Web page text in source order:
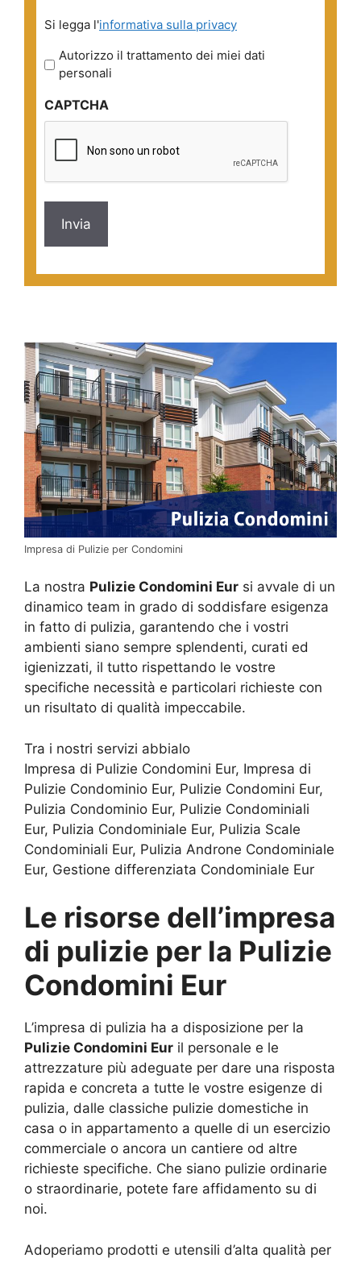
legga
l'informativa
sulla
*
Si legga l'informativa sulla privacy
Autorizzo il trattamento dei miei dati
personali
CAPTCHA
Impresa di Pulizie per Condomini
La nostra Pulizie Condomini Eur si avvale di un
dinamico team in grado di soddisfare esigenza
in fatto di pulizia, garantendo che i vostri
ambienti siano sempre splendenti, curati ed
igienizzati, il tutto rispettando le vostre
specifiche necessità e particolari richieste con
un risultato di qualità impeccabile.
Tra i nostri servizi abbialo
Impresa di Pulizie Condomini Eur, Impresa di
Pulizie Condominio Eur, Pulizie Condomini Eur,
Pulizia Condominio Eur, Pulizie Condominiali
Eur, Pulizia Condominiale Eur, Pulizia Scale
Condominiali Eur, Pulizia Androne Condominiale
Eur, Gestione differenziata Condominiale Eur
Le risorse dell’impresa
di pulizie per la Pulizie
Condomini Eur
L’impresa di pulizia ha a disposizione per la
Pulizie Condomini Eur il personale e le
attrezzature più adeguate per dare una risposta
rapida e concreta a tutte le vostre esigenze di
pulizia, dalle classiche pulizie domestiche in
casa o in appartamento a quelle di un esercizio
commerciale o ancora un cantiere od altre
richieste specifiche. Che siano pulizie ordinarie
o straordinarie, potete fare affidamento su di
noi.
Adoperiamo prodotti e utensili d’alta qualità per